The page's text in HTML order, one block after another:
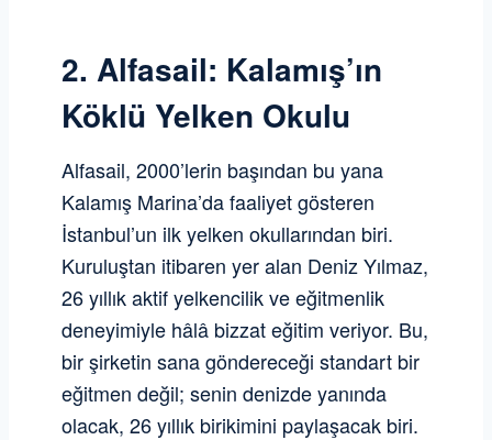
2. Alfasail: Kalamış’ın
Köklü Yelken Okulu
Alfasail, 2000’lerin başından bu yana
Kalamış Marina’da faaliyet gösteren
İstanbul’un ilk yelken okullarından biri.
Kuruluştan itibaren yer alan Deniz Yılmaz,
26 yıllık aktif yelkencilik ve eğitmenlik
deneyimiyle hâlâ bizzat eğitim veriyor. Bu,
bir şirketin sana göndereceği standart bir
eğitmen değil; senin denizde yanında
olacak, 26 yıllık birikimini paylaşacak biri.